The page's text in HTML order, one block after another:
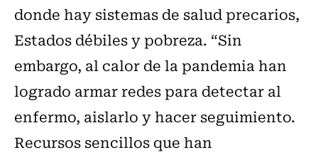
donde hay sistemas de salud precarios,
Estados débiles y pobreza. “Sin
embargo, al calor de la pandemia han
logrado armar redes para detectar al
enfermo, aislarlo y hacer seguimiento.
Recursos sencillos que han